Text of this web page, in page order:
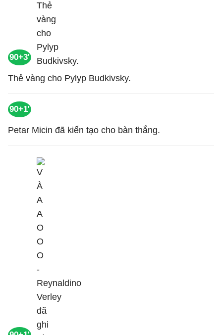
90+3'
Thẻ vàng cho Pylyp Budkivsky.
90+1'
Petar Micin đã kiến tạo cho bàn thắng.